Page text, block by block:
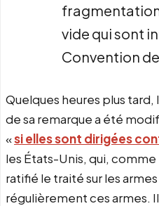
vide qui sont
Convention
Quelques heures plus
de sa remarque a été
«si elles sont dirigées
les États-Unis, qui, comme
ratifié le traité sur les
régulièrement ces armes.